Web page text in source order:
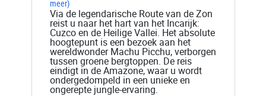
meer)
Via de legendarische Route van de Zon
reist u naar het hart van het Incarijk:
Cuzco en de Heilige Vallei. Het absolute
hoogtepunt is een bezoek aan het
wereldwonder Machu Picchu, verborgen
tussen groene bergtoppen. De reis
eindigt in de Amazone, waar u wordt
ondergedompeld in een unieke en
ongerepte jungle-ervaring.